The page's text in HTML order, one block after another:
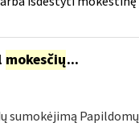
mokesčių...
sumokėjimą Papildomų